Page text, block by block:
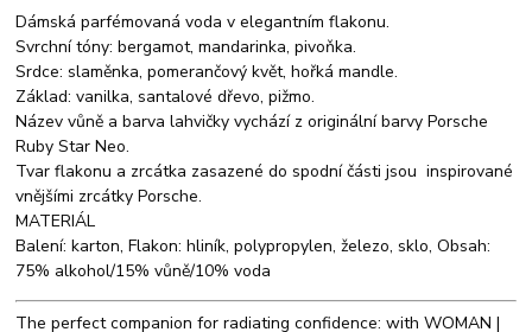
Dámská parfémovaná voda v elegantním flakonu.
Svrchní tóny: bergamot, mandarinka, pivoňka.
Srdce: slaměnka, pomerančový květ, hořká mandle.
Základ: vanilka, santalové dřevo, pižmo.
Název vůně a barva lahvičky vychází z originální barvy Porsche
Ruby Star Neo.
Tvar flakonu a zrcátka zasazené do spodní části jsou inspirované
vnějšími zrcátky Porsche.
MATERIÁL
Balení: karton, Flakon: hliník, polypropylen, železo, sklo, Obsah:
75% alkohol/15% vůně/10% voda
The perfect companion for radiating confidence: with WOMAN |